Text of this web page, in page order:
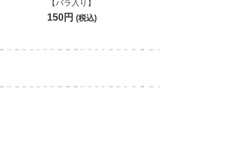
【バラ入り】
150円 (税込)